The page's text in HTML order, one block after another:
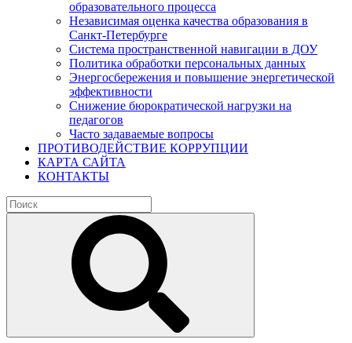
образовательного процесса
Независимая оценка качества образования в
Санкт-Петербурге
Система пространственной навигации в ДОУ
Политика обработки персональных данных
Энергосбережения и повышение энергетической
эффективности
Снижение бюрократической нагрузки на
педагогов
Часто задаваемые вопросы
ПРОТИВОДЕЙСТВИЕ КОРРУПЦИИ
КАРТА САЙТА
КОНТАКТЫ